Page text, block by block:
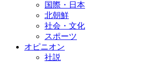
国際・日本
北朝鮮
社会・文化
スポーツ
オピニオン
社説